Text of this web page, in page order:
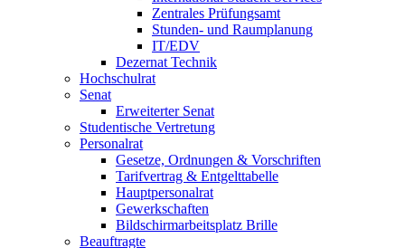
Zentrales Prüfungsamt
Stunden- und Raumplanung
IT/EDV
Dezernat Technik
Hochschulrat
Senat
Erweiterter Senat
Studentische Vertretung
Personalrat
Gesetze, Ordnungen & Vorschriften
Tarifvertrag & Entgelttabelle
Hauptpersonalrat
Gewerkschaften
Bildschirmarbeitsplatz Brille
Beauftragte